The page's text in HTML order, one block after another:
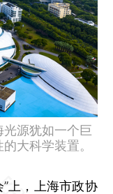
源犹如一个巨
大科学装置。
上，上海市政协